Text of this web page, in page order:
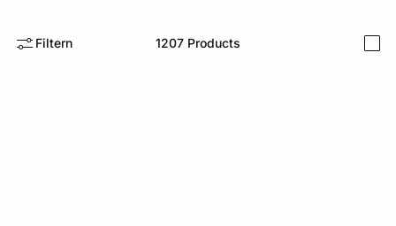
Filtern 1207 Products